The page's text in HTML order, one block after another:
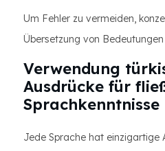
Um Fehler zu vermeiden,
Übersetzung von
Verwendung
Ausdrücke für
Sprachkenntnisse
Jede Sprache hat einzigartige